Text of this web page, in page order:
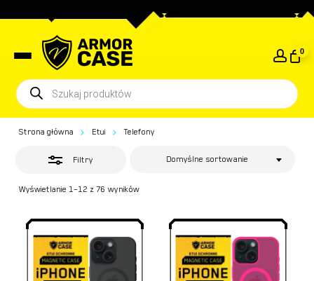
Wyszukiwarka
produktów
0
main
Strona główna Etui Telefony
Filtry
Wyświetlanie 1–12 z 76 wyników
Domyślne sortowanie
Filters